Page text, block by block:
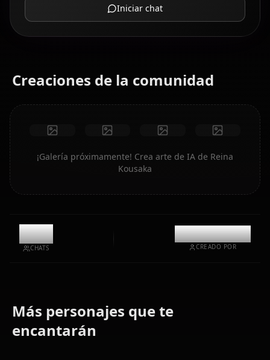
Iniciar chat
Creaciones de la comunidad
¡Galería próximamente! Crea arte de IA de Reina
Kousaka
5.8k
CHATS
@mentaiikoo
CREADO POR
Más personajes que te
encantarán
Mayu